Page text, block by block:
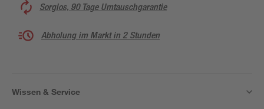
Sorglos, 90 Tage Umtauschgarantie
Abholung im Markt in 2 Stunden
Wissen & Service